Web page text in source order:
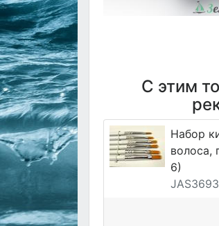
С этим
Набор
волоса,
6)
JAS3693